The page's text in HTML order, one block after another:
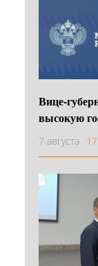
Вице-
высокую
7 августа